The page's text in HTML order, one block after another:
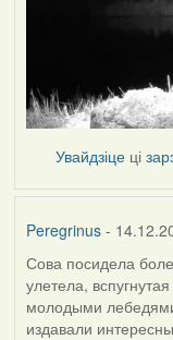
Увайдзіце ці
Peregrinus-
Сова посидела
улетела,
молодыми
издавали